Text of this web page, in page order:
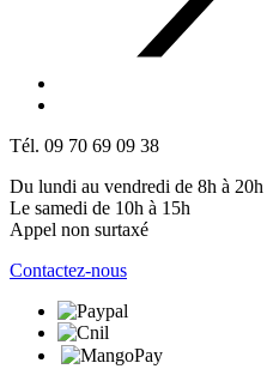
Tél. 09 70 69 09 38
Du lundi au vendredi de 8h à 20h
Le samedi de 10h à 15h
Appel non surtaxé
Contactez-nous